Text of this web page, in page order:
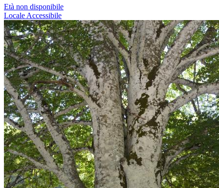
Età non disponibile
Locale Accessibile